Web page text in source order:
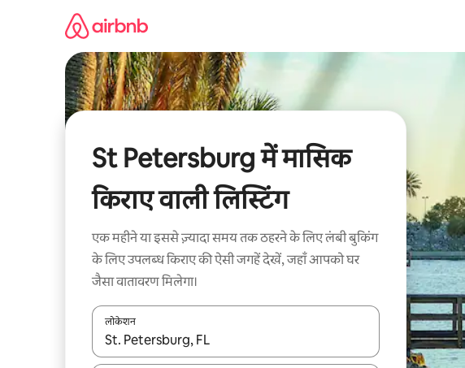
St Petersburg में मासिक
किराए वाली लिस्टिंग
एक महीने या इससे ज़्यादा समय तक ठहरने के लिए लंबी बुकिंग
के लिए उपलब्ध किराए की ऐसी जगहें देखें, जहाँ आपको घर
जैसा वातावरण मिलेगा।
लोकेशन
नतीजों के उपलब्ध होने पर, अप और डाउन 'ऐरो की' का इस्तेमाल करके नेविगेट करें या